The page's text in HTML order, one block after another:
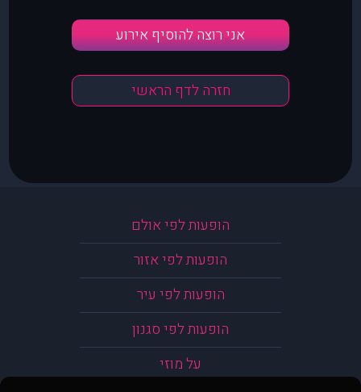
אני רוצה להוסיף אירוע
חזרה לדף הראשי
הופעות לפי אולם
הופעות לפי אזור
הופעות לפי עיר
הופעות לפי סגנון
על מוזי